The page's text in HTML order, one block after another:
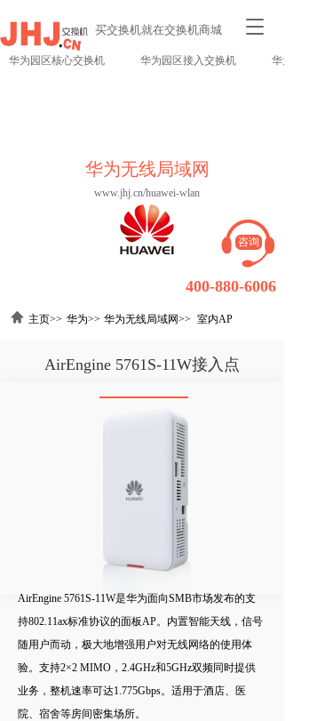
T
a
t
i
n
买交换机就在交换机商城
华为园区核心交换机 华为园区接入交换机 华为园区SMB
华为无线局域网
www.jhj.cn/huawei-wlan
400-880-6006
咨询
主页>> 华为>> 华为无线局域网>> 室内AP
AirEngine 5761S-11W是华为面向SMB市场发布的支
持802.11ax标准协议的面板AP。内置智能天线，信号
随用户而动，极大地增强用户对无线网络的使用体
验。支持2×2 MIMO，2.4GHz和5GHz双频同时提供
业务，整机速率可达1.775Gbps。适用于酒店、医
院、宿舍等房间密集场所。
AirEngine 5761S-11W接入点